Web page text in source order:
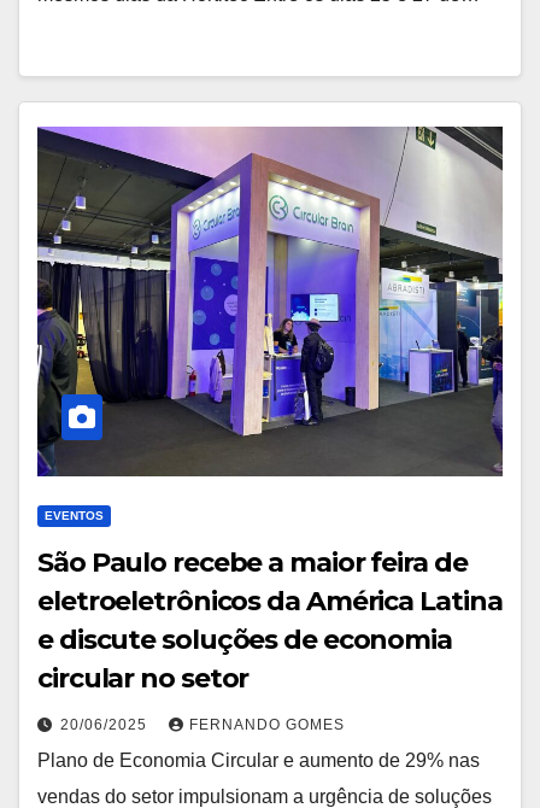
EVENTOS
São Paulo recebe a maior feira de
eletroeletrônicos da América Latina
e discute soluções de economia
circular no setor
20/06/2025 FERNANDO GOMES
Plano de Economia Circular e aumento de 29% nas
vendas do setor impulsionam a urgência de soluções